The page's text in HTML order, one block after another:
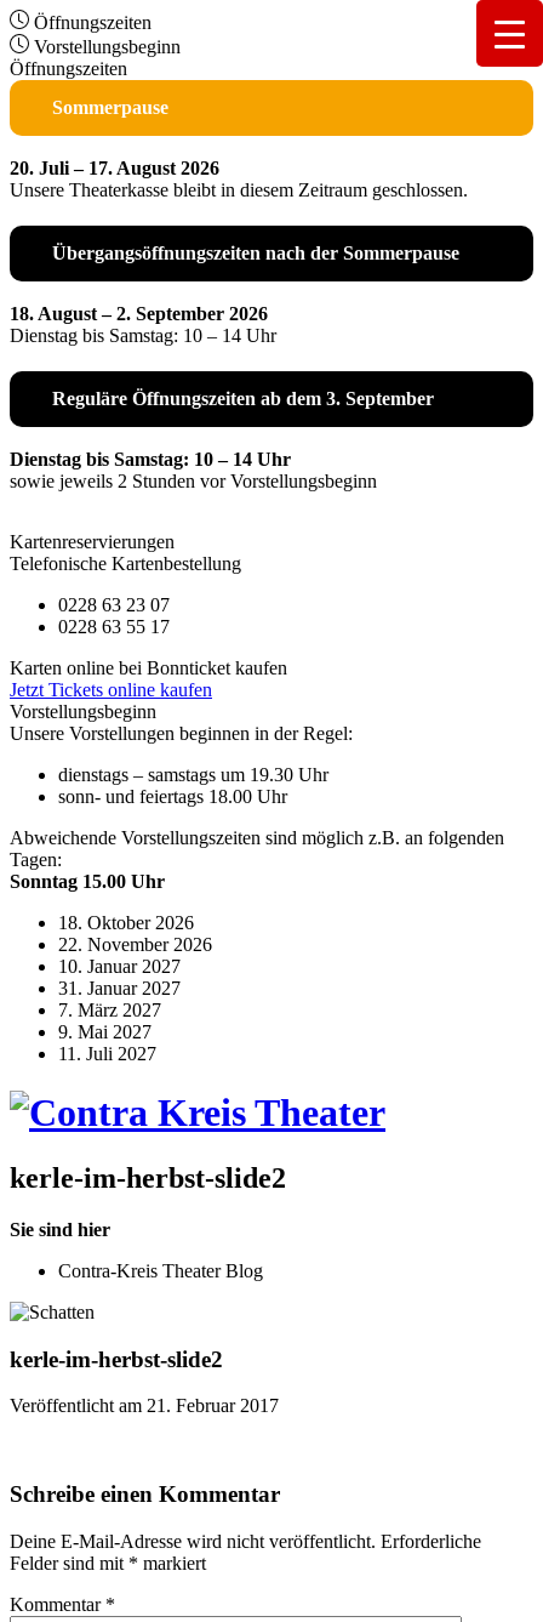
Öffnungszeiten
Vorstellungsbeginn
Öffnungszeiten
Sommerpause
20. Juli – 17. August 2026
Unsere Theaterkasse bleibt in diesem Zeitraum geschlossen.
Übergangsöffnungszeiten nach der Sommerpause
18. August – 2. September 2026
Dienstag bis Samstag: 10 – 14 Uhr
Reguläre Öffnungszeiten ab dem 3. September
Dienstag bis Samstag: 10 – 14 Uhr
sowie jeweils 2 Stunden vor Vorstellungsbeginn
Kartenreservierungen
Telefonische Kartenbestellung
0228 63 23 07
0228 63 55 17
Karten online bei Bonnticket kaufen
Jetzt Tickets online kaufen
Vorstellungsbeginn
Unsere Vorstellungen beginnen in der Regel:
dienstags – samstags um 19.30 Uhr
sonn- und feiertags 18.00 Uhr
Abweichende Vorstellungszeiten sind möglich z.B. an folgenden
Tagen:
Sonntag 15.00 Uhr
18. Oktober 2026
22. November 2026
10. Januar 2027
31. Januar 2027
7. März 2027
9. Mai 2027
11. Juli 2027
kerle-im-herbst-slide2
Sie sind hier
Contra-Kreis Theater Blog
kerle-im-herbst-slide2
Veröffentlicht am 21. Februar 2017
Schreibe einen Kommentar
Deine E-Mail-Adresse wird nicht veröffentlicht. Erforderliche
Felder sind mit * markiert
Kommentar *